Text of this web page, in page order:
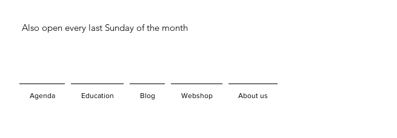
Also open every last Sunday of the month
Agenda Education Blog Webshop About us